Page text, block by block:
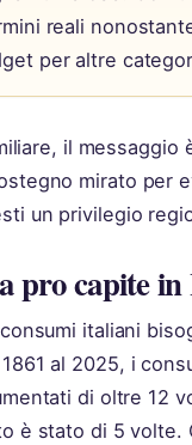
reali
per altre
il messaggio
mirato per
un privilegio
pro capite
italiani
al 2025, i
di oltre 12
è stato di 5 volte.